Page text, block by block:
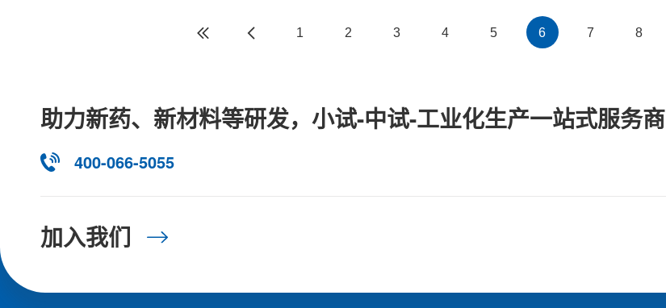
1 2 3 4 5 6 7 8
助力新药、新材料等研发，小试-中试-工业化生产一站式服务商
400-066-5055
加入我们